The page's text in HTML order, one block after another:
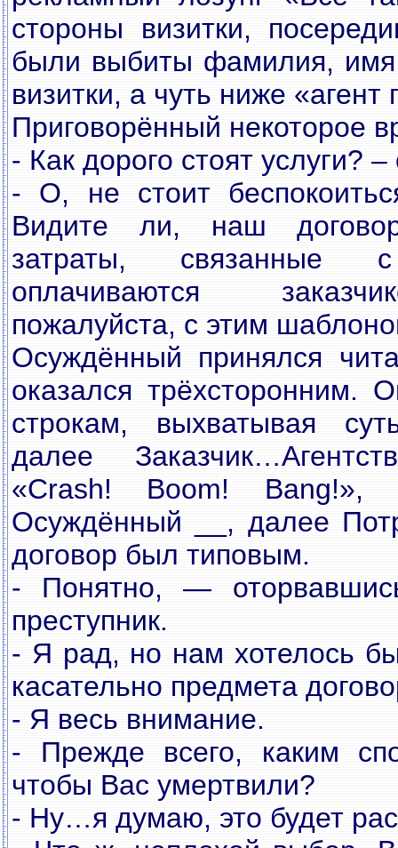
стороны визитки,
были выбиты фамилия, имя
визитки, а чуть ниже
Приговорённый некоторое
- Как дорого стоят услуги?
- О, не стоит
Видите ли, наш
затраты, связанные
оплачиваются
пожалуйста, с этим
Осуждённый принялся
оказался трёхсторонним.
строкам, выхватывая
далее
«Crash! Boom! Bang!»,
Осуждённый
__, далее
договор был типовым.
- Понятно, —
преступник.
- Я рад, но нам хотелось
касательно предмета
- Я весь внимание.
- Прежде всего, каким
чтобы Вас умертвили?
- Ну…я думаю, это будет